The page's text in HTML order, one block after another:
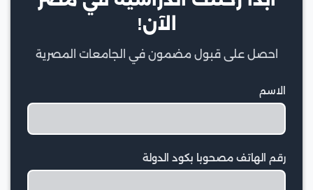
الآن!
احصل على قبول مضمون في الجامعات المصرية
الاسم
رقم الهاتف مصحوبا بكود الدولة